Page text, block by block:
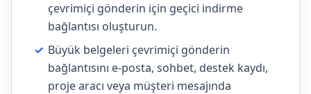
çevrimiçi gönderin için geçici indirme
bağlantısı oluşturun.
✓ Büyük belgeleri çevrimiçi gönderin
bağlantısını e-posta, sohbet, destek kaydı,
proje aracı veya müşteri mesajında